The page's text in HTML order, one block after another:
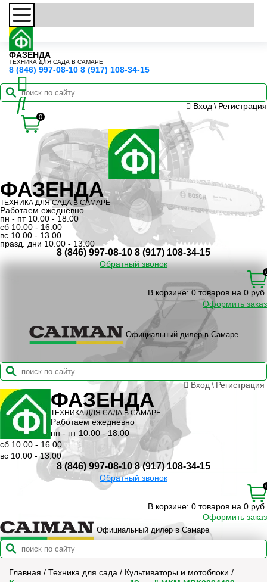
ФАЗЕНДА
ТЕХНИКА ДЛЯ САДА В САМАРЕ
8 (846) 997-08-10 8 (917) 108-34-15
0
Вход \ Регистрация
ФАЗЕНДА
ТЕХНИКА ДЛЯ САДА В САМАРЕ
Работаем ежедневно
пн - пт 10.00 - 18.00
сб 10.00 - 16.00
вс 10.00 - 13.00
празд. дни 10.00 - 13.00
8 (846) 997-08-10 8 (917) 108-34-15
Обратный звонок
В корзине: 0 товаров на 0 руб.
Оформить заказ
Официальный дилер в Самаре
Вход \ Регистрация
ФАЗЕНДА
ТЕХНИКА ДЛЯ САДА В САМАРЕ
Работаем ежедневно
пн - пт 10.00 - 18.00
сб 10.00 - 16.00
вс 10.00 - 13.00
8 (846) 997-08-10 8 (917) 108-34-15
Обратный звонок
В корзине: 0 товаров на 0 руб.
Оформить заказ
Официальный дилер в Самаре
Главная / Техника для сада / Культиваторы и мотоблоки /